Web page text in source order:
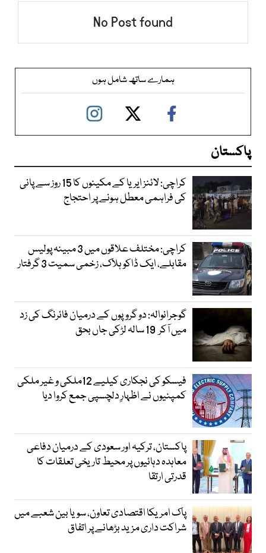
No Post found
ہمارے ساتھ شامل ہوں
پاکستان
کراچی: لائنز ایریا کے مکینوں کا 15 روز سے پانی
کی فراہمی معطل ہونے پر احتجاج
کراچی: مختلف علاقوں میں 3 مبینہ پولیس
مقابلے، ایک ڈاکو ہلاک، زخمی سمیت 3 گرفتار
گوجرانوالہ: دو گروپوں کے درمیان فائرنگ کی زد
میں آکر 19 سالہ لڑکی جاں بحق
فیسکو کی نجکاری کیلیے 12ملکی و غیر ملکی
کمپنیوں نے اظہارِ دلچسپی جمع کروا دیا
پاکستان، ترکیہ اور سعودی کے درمیان دفاعی
معاہدہ دہائیوں پر محیط تاریخی تعلقات کا
قدرتی ارتقا
پاک امریکا اقتصادی تعاون، سویا بین شعبے میں
شراکت داری مزید بڑھانے پر اتفاق